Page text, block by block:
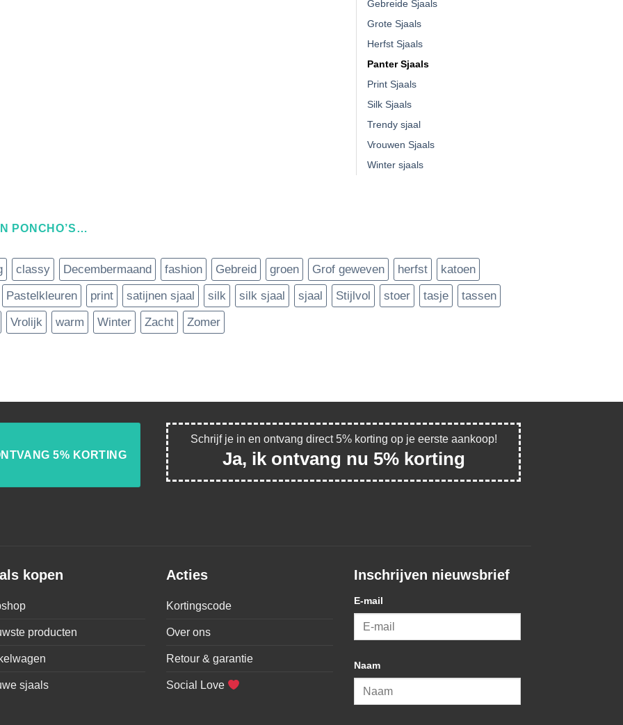
Gebreide Sjaals
Grote Sjaals
Herfst Sjaals
Panter Sjaals
Print Sjaals
Silk Sjaals
Trendy sjaal
Vrouwen Sjaals
Winter sjaals
PONCHO’S…
classy Decembermaand fashion Gebreid groen Grof geweven herfst
katoen
Pastelkleuren print satijnen sjaal silk silk sjaal sjaal Stijlvol stoer tasje
tassen
Vrolijk warm Winter Zacht Zomer
Schrijf je in en ontvang direct 5% korting op je eerste aankoop!
Ja, ik ontvang nu 5% korting
kopen
producten
sjaals
Acties
Kortingscode
Over ons
Retour & garantie
Social Love
Inschrijven nieuwsbrief
E-mail
Naam